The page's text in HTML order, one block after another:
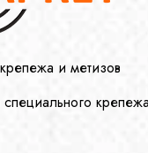
и метизов